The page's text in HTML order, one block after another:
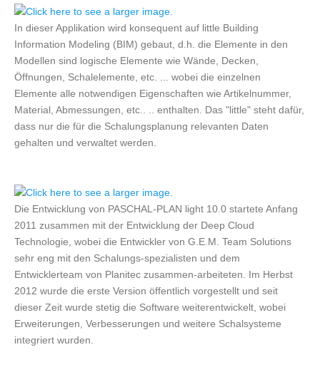
In dieser Applikation wird konsequent auf little Building
Information Modeling (BIM) gebaut, d.h. die Elemente in den
Modellen sind logische Elemente wie Wände, Decken,
Öffnungen, Schalelemente, etc. ... wobei die einzelnen
Elemente alle notwendigen Eigenschaften wie Artikelnummer,
Material, Abmessungen, etc.. .. enthalten. Das "little" steht dafür,
dass nur die für die Schalungsplanung relevanten Daten
gehalten und verwaltet werden.
Die Entwicklung von PASCHAL-PLAN light 10.0 startete Anfang
2011 zusammen mit der Entwicklung der Deep Cloud
Technologie, wobei die Entwickler von G.E.M. Team Solutions
sehr eng mit den Schalungs-spezialisten und dem
Entwicklerteam von Planitec zusammen-arbeiteten. Im Herbst
2012 wurde die erste Version öffentlich vorgestellt und seit
dieser Zeit wurde stetig die Software weiterentwickelt, wobei
Erweiterungen, Verbesserungen und weitere Schalsysteme
integriert wurden.